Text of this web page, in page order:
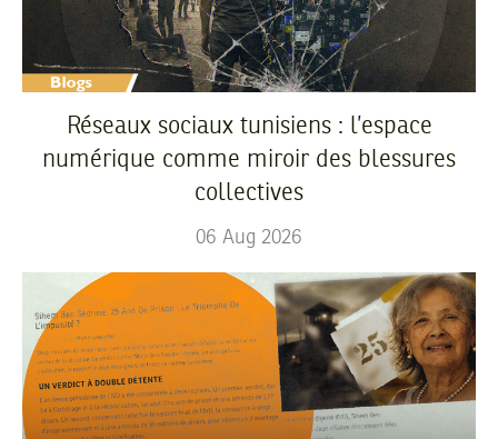
Réseaux sociaux tunisiens : l’espace
numérique comme miroir des blessures
collectives
06 Aug 2026